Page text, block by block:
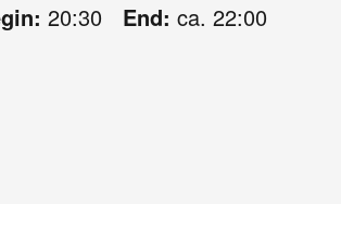
20:30 End: ca. 22:00